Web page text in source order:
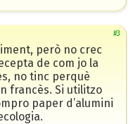
#3
però no crec
de com jo la
no tinc perquè
francès. Si utilitzo
paper d’alumini